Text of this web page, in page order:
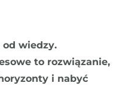
od wiedzy.
to rozwiązanie,
i nabyć